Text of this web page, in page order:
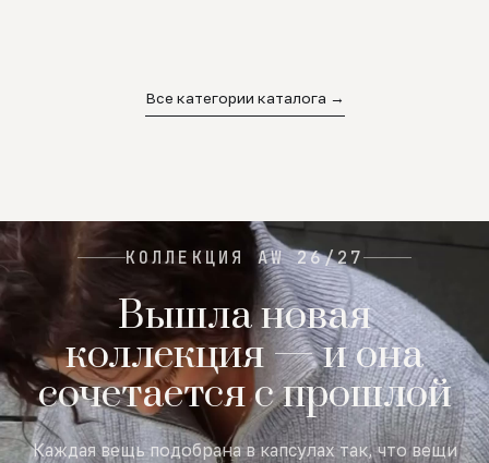
Все категории каталога →
КОЛЛЕКЦИЯ AW 26/27
Вышла новая
коллекция — и она
сочетается с прошлой
Каждая вещь подобрана в капсулах так, что вещи